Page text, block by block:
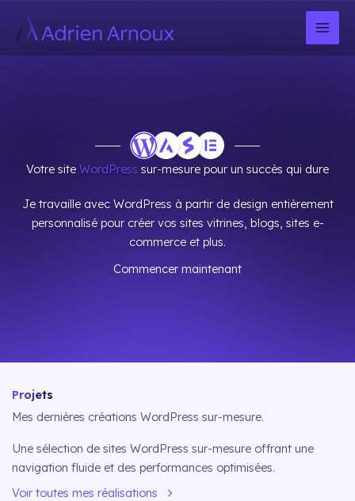
Votre site WordPress sur-mesure pour un succès qui dure
Je travaille avec WordPress à partir de design entièrement
personnalisé pour créer vos sites vitrines, blogs, sites e-
commerce et plus.
Commencer maintenant
Projets
Mes dernières créations WordPress sur-mesure.
Une sélection de sites WordPress sur-mesure offrant une
navigation fluide et des performances optimisées.
Voir toutes mes réalisations